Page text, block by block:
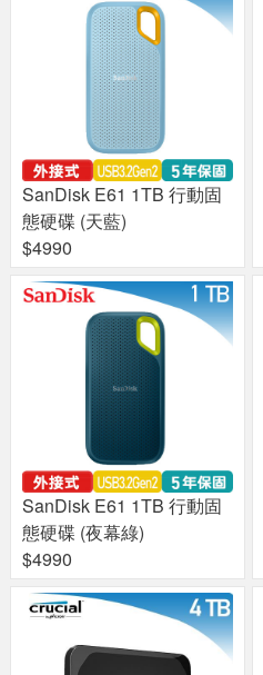
SanDisk E61 1TB 行動固
態硬碟 (天藍)
$4990
SanDisk E61 1TB 行動固
態硬碟 (夜幕綠)
$4990